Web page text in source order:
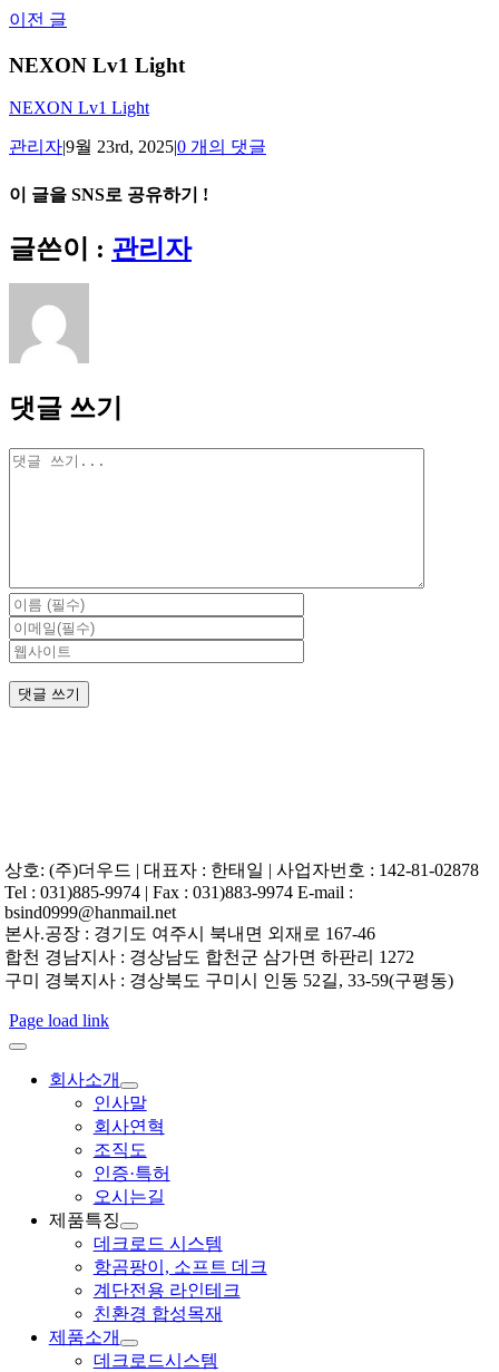
Skip
content
이전 글
NEXON Lv1 Light
NEXON Lv1 Light
관리자|9월 23rd, 2025|0 개의 댓글
이 글을 SNS로 공유하기 !
Facebook
X
Reddit
LinkedIn
Tumblr
Pinterest
Vk
이
메
일
글쓴이 : 관리자
댓글 쓰기
댓
상호: (주)더우드 | 대표자 : 한태일 | 사업자번호 : 142-81-02878
Tel : 031)885-9974 | Fax : 031)883-9974 E-mail :
bsind0999@hanmail.net
본사.공장 : 경기도 여주시 북내면 외재로 167-46
합천 경남지사 : 경상남도 합천군 삼가면 하판리 1272
구미 경북지사 : 경상북도 구미시 인동 52길, 33-59(구평동)
Page load link
회사소개
인사말
회사연혁
조직도
인증·특허
오시는길
제품특징
데크로드 시스템
항곰팡이, 소프트 데크
계단전용 라인테크
친환경 합성목재
제품소개
데크로드시스템